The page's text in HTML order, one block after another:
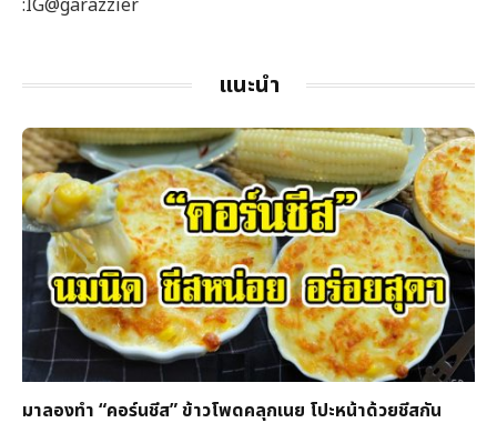
แนะนำ
มาลองทำ “คอร์นชีส” ข้าวโพดคลุกเนย โปะหน้าด้วยชีสกัน